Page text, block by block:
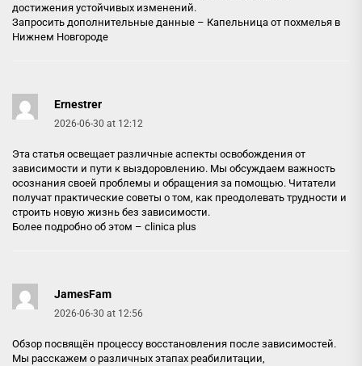
достижения устойчивых изменений.
Запросить дополнительные данные – Капельница от похмелья в
Нижнем Новгороде
Ernestrer
2026-06-30 at 12:12
Эта статья освещает различные аспекты освобождения от
зависимости и пути к выздоровлению. Мы обсуждаем важность
осознания своей проблемы и обращения за помощью. Читатели
получат практические советы о том, как преодолевать трудности и
строить новую жизнь без зависимости.
Более подробно об этом – clinica plus
JamesFam
2026-06-30 at 12:56
Обзор посвящён процессу восстановления после зависимостей.
Мы расскажем о различных этапах реабилитации,